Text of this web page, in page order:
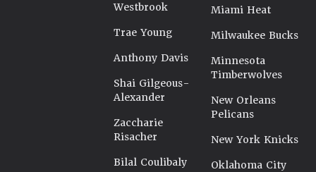
Westbrook
Trae Young
Anthony Davis
Shai Gilgeous-
Alexander
Zaccharie
Risacher
Bilal Coulibaly
Miami Heat
Milwaukee Bucks
Minnesota
Timberwolves
New Orleans
Pelicans
New York Knicks
Oklahoma City